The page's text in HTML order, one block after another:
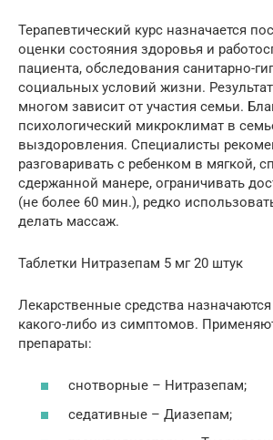
Терапевтический курс назначается
оценки состояния здоровья и
пациента, обследования санитарно-
социальных условий жизни.
многом зависит от участия семьи.
психологический микроклимат в
выздоровления. Специалисты
разговаривать с ребенком в мягкой,
сдержанной манере, ограничивать
(не более 60 мин.), редко
делать массаж.
Таблетки Нитразепам 5 мг 20 штук
Лекарственные средства
какого-либо из симптомов.
препараты:
снотворные – Нитразепам;
седативные – Диазепам;